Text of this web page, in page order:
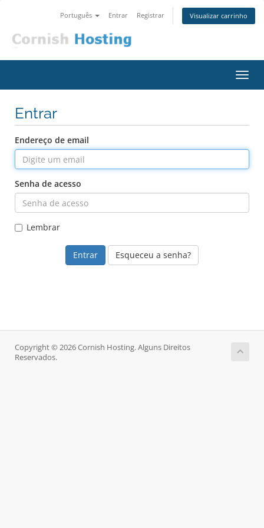
Português Entrar Registrar Visualizar carrinho
Entrar
Endereço de email
Senha de acesso
Lembrar
Esqueceu a senha?
Copyright © 2026 Cornish Hosting. Alguns Direitos
Reservados.